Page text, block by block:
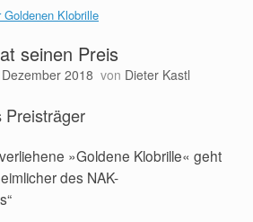
seinen Preis
2018 von Dieter Kastl
Preisträger
»Goldene Klobrille« geht
des NAK-